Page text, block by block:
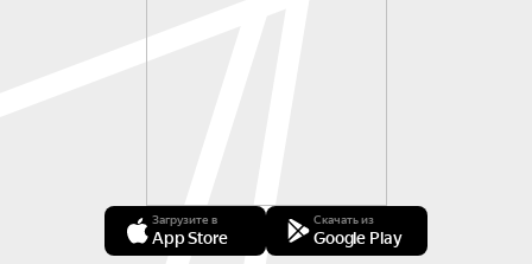
Загрузите в
App Store
Скачать из
Google Play